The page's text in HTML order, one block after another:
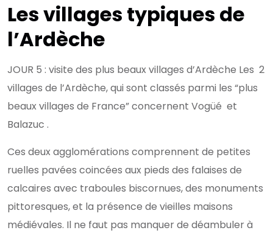
Les villages typiques de
l’Ardèche
JOUR 5 : visite des plus beaux villages d’Ardèche Les 2
villages de l’Ardèche, qui sont classés parmi les “plus
beaux villages de France” concernent Vogüé et
Balazuc .
Ces deux agglomérations comprennent de petites
ruelles pavées coincées aux pieds des falaises de
calcaires avec traboules biscornues, des monuments
pittoresques, et la présence de vieilles maisons
médiévales. Il ne faut pas manquer de déambuler à